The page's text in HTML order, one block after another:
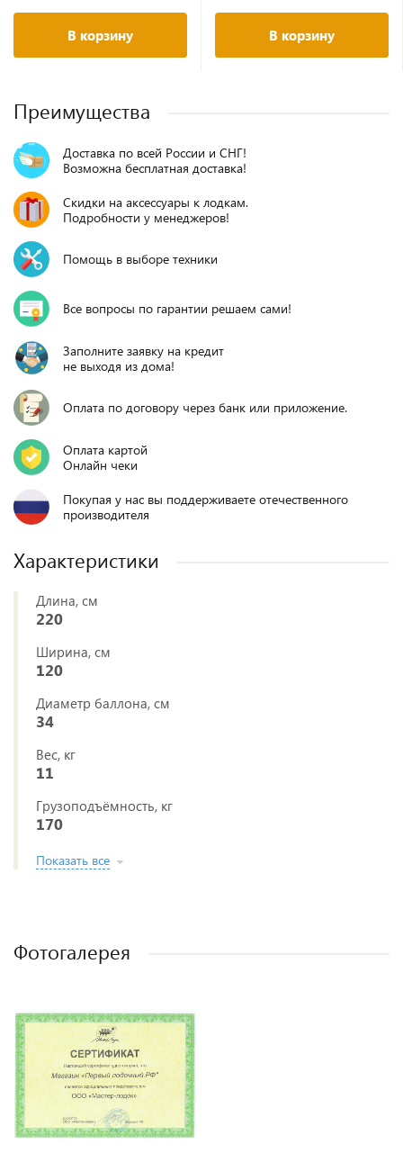
В корзину В корзину
Преимущества
Доставка по всей России и СНГ!
Возможна бесплатная доставка!
Скидки на аксессуары к лодкам.
Подробности у менеджеров!
Помощь в выборе техники
Все вопросы по гарантии решаем сами!
Заполните заявку на кредит
не выходя из дома!
Оплата по договору через банк или приложение.
Оплата картой
Онлайн чеки
Покупая у нас вы поддерживаете отечественного
производителя
Характеристики
Длина, см
220
Ширина, см
120
Диаметр баллона, см
34
Вес, кг
11
Грузоподъёмность, кг
170
Показать все
Фотогалерея